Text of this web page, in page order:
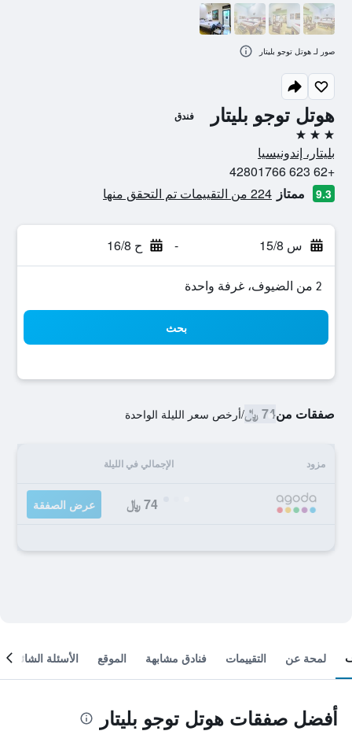
هوتل توجو بليتار فندق
3 نجوم
بليتار، إندونيسيا
+62 623 42801766
9.3 ممتاز 224 من التقييمات تم التحقق منها
س 15/8 - ح 16/8
2 من الضيوف، غرفة واحدة
بحث
صفقات من74 ﷼ /أرخص سعر الليلة الواحدة
مزود الإجمالي في الليلة
74 ﷼ عرض الصفقة
صور لـ هوتل توجو بليتار
لمحة عن التقييمات فنادق مشابهة الموقع الأسئلة الشائعة
أفضل صفقات هوتل توجو بليتار